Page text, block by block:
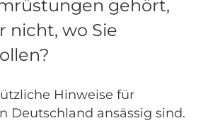
gehört,
nicht, wo Sie
Hinweise für
Deutschland ansässig sind.